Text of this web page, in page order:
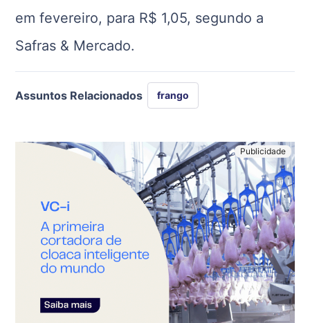
em fevereiro, para R$ 1,05, segundo a
Safras & Mercado.
Assuntos Relacionados frango